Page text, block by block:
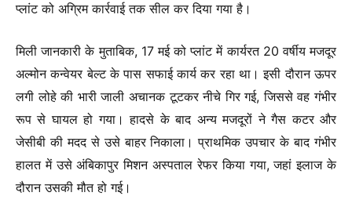
प्लांट को अग्रिम कार्रवाई तक सील कर दिया गया है।
मिली जानकारी के मुताबिक, 17 मई को प्लांट में कार्यरत 20 वर्षीय मजदूर
अल्मोन कन्वेयर बेल्ट के पास सफाई कार्य कर रहा था। इसी दौरान ऊपर
लगी लोहे की भारी जाली अचानक टूटकर नीचे गिर गई, जिससे वह गंभीर
रूप से घायल हो गया। हादसे के बाद अन्य मजदूरों ने गैस कटर और
जेसीबी की मदद से उसे बाहर निकाला। प्राथमिक उपचार के बाद गंभीर
हालत में उसे अंबिकापुर मिशन अस्पताल रेफर किया गया, जहां इलाज के
दौरान उसकी मौत हो गई।